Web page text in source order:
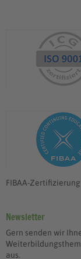
FIBAA-
Newsletter
Gern senden wir
aus.